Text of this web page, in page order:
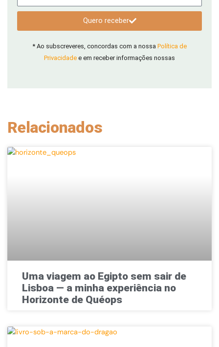
Quero receber
* Ao subscreveres, concordas com a nossa Política de
Privacidade e em receber informações nossas
Relacionados
Uma viagem ao Egipto sem sair de
Lisboa — a minha experiência no
Horizonte de Quéops